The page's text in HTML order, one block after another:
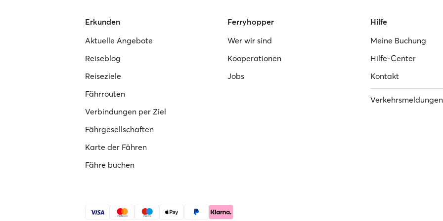
Erkunden
Aktuelle Angebote
Reiseblog
Reiseziele
Fährrouten
Verbindungen per Ziel
Fährgesellschaften
Karte der Fähren
Fähre buchen
Ferryhopper
Wer wir sind
Kooperationen
Jobs
Hilfe
Meine Buchung
Hilfe-Center
Kontakt
Verkehrsmeldungen